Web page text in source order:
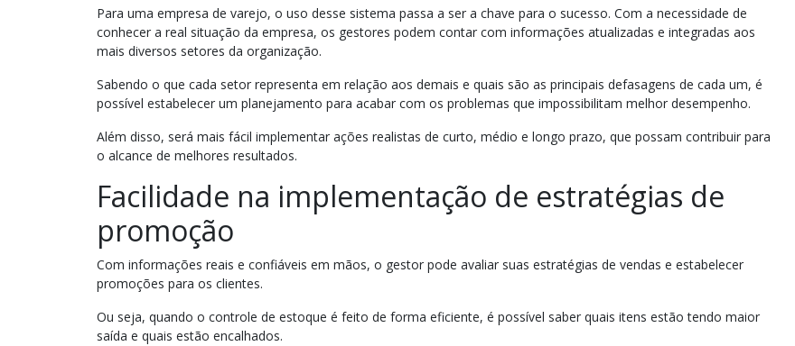
Para uma empresa de varejo, o uso desse sistema passa a ser a chave para o sucesso. Com a necessidade de
conhecer a real situação da empresa, os gestores podem contar com informações atualizadas e integradas aos
mais diversos setores da organização.
Sabendo o que cada setor representa em relação aos demais e quais são as principais defasagens de cada um, é
possível estabelecer um planejamento para acabar com os problemas que impossibilitam melhor desempenho.
Além disso, será mais fácil implementar ações realistas de curto, médio e longo prazo, que possam contribuir para
o alcance de melhores resultados.
Facilidade na implementação de estratégias de
promoção
Com informações reais e confiáveis em mãos, o gestor pode avaliar suas estratégias de vendas e estabelecer
promoções para os clientes.
Ou seja, quando o controle de estoque é feito de forma eficiente, é possível saber quais itens estão tendo maior
saída e quais estão encalhados.